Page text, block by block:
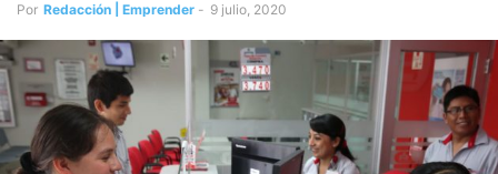
Por Redacción | Emprender - 9 julio, 2020